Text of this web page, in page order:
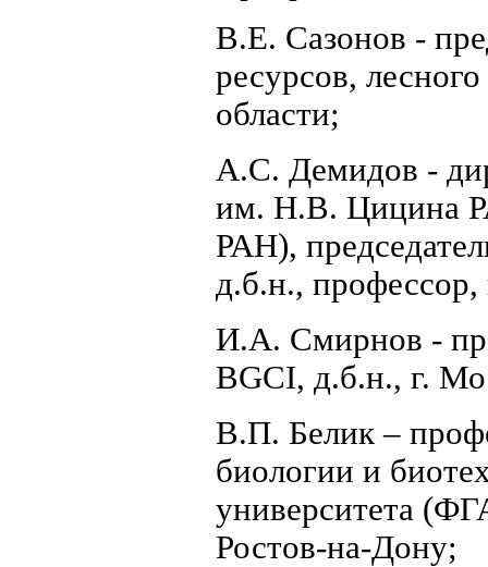
В.Е. Сазонов -
ресурсов,
области;
А.С. Демидов -
им. Н.В. Цицина
РАН),
д.б.н.,
И.А. Смирнов -
BGCI, д.б.н., г.
В.П. Белик –
биологии и
университета
Ростов-на-Дону;